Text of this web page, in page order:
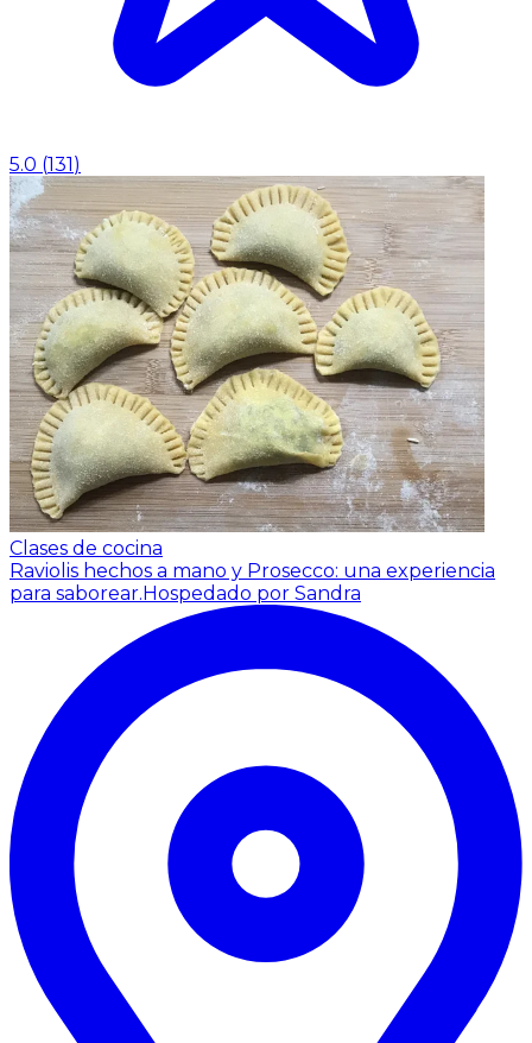
5.0 (131)
Clases de cocina
Raviolis hechos a mano y Prosecco: una experiencia
para saborear.Hospedado por Sandra